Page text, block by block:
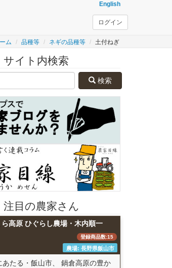
English
ログイン
ム 品種等 ネギの品種等 土付ねぎ
サイト内検索
検索
注目の農家さん
高原 ひぐらし農場・木内順一
登録商品数:15
農場: 長野県飯山市
あたる・飯山市、 鍋倉高原の豊か